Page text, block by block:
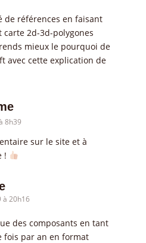
de références en faisant
carte 2d-3d-polygones
mieux le pourquoi de
avec cette explication de
8h39
sur le site et à
!
à 20h16
des composants en tant
fois par an en format